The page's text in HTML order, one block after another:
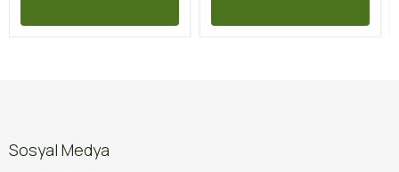
Sosyal Medya